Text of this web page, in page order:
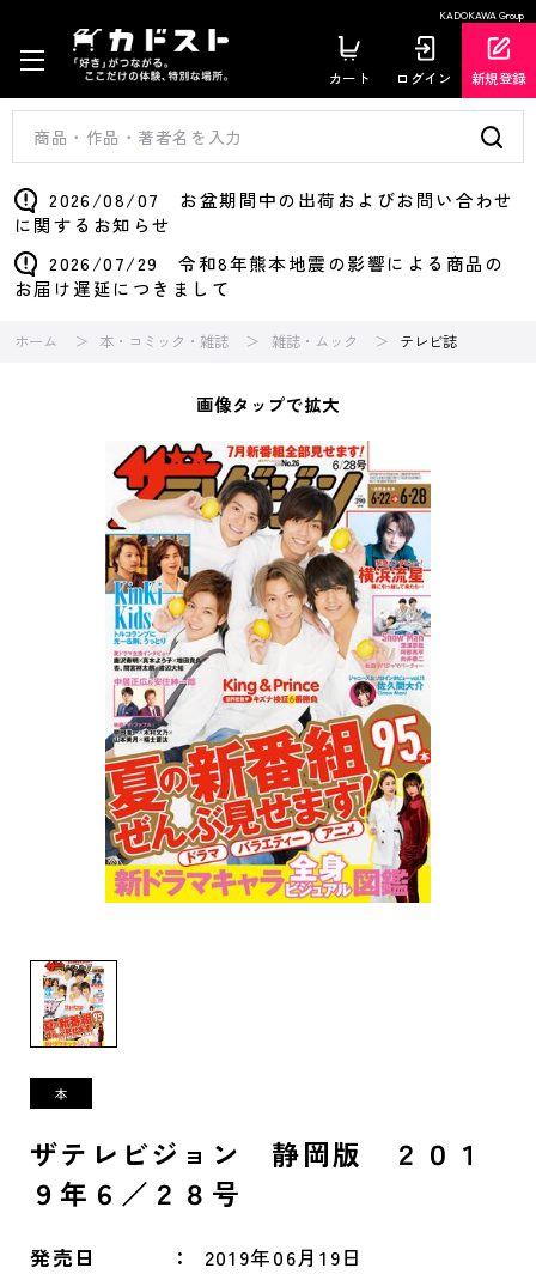
KADOKAWA Group
カート ログイン 新規登録
2026/08/07 お盆期間中の出荷およびお問い合わせ
に関するお知らせ
2026/07/29 令和8年熊本地震の影響による商品の
お届け遅延につきまして
ホーム 本・コミック・雑誌 雑誌・ムック テレビ誌
画像タップで拡大
ザテレビジョン 静岡版 ２０１
９年６／２８号
発売日 2019年06月19日